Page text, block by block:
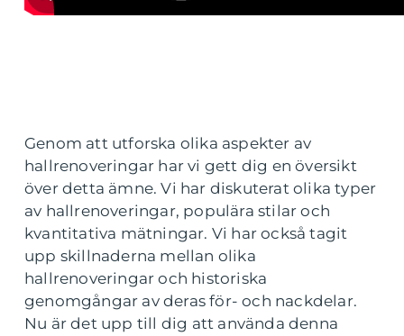
Genom att utforska olika aspekter av
hallrenoveringar har vi gett dig en översikt
över detta ämne. Vi har diskuterat olika typer
av hallrenoveringar, populära stilar och
kvantitativa mätningar. Vi har också tagit
upp skillnaderna mellan olika
hallrenoveringar och historiska
genomgångar av deras för- och nackdelar.
Nu är det upp till dig att använda denna